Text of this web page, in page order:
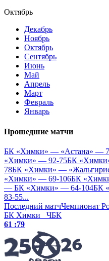
Октябрь
Декабрь
Ноябрь
Октябрь
Сентябрь
Июнь
Май
Апрель
Март
Февраль
Январь
Прошедшие матчи
БК «Химки» — «Астана» —
«Химки» — 92-75БК
78БК «Химки» —
«Химки» — 69-106БК
— БК «Химки» — 64-104БК
83-55...
Последний матчЧемпионат
БК Химки ЧБК
61 :79